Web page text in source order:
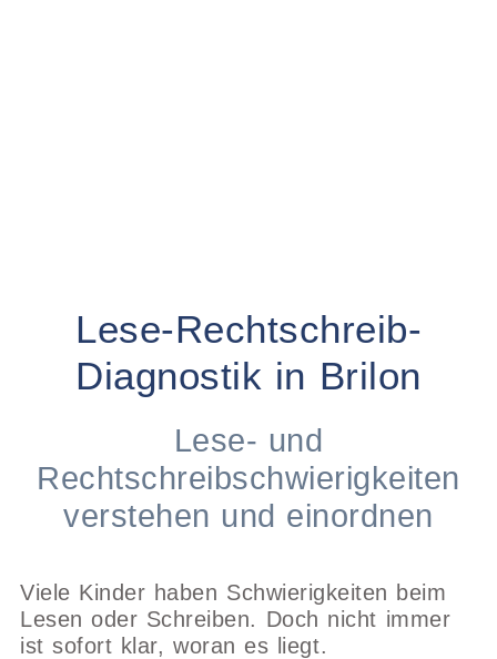
Lese-Rechtschreib-
Diagnostik in Brilon
Lese- und
Rechtschreibschwierigkeiten
verstehen und einordnen
Viele Kinder haben Schwierigkeiten beim
Lesen oder Schreiben. Doch nicht immer
ist sofort klar, woran es liegt.